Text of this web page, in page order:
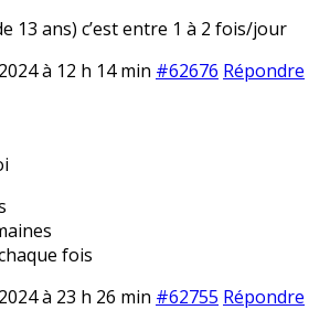
13 ans) c’est entre 1 à 2 fois/jour
à 12 h 14 min #62676 Répondre
fois
à 23 h 26 min #62755 Répondre